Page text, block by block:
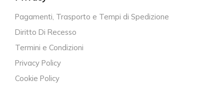
Pagamenti, Trasporto e Tempi di Spedizione
Diritto Di Recesso
Termini e Condizioni
Privacy Policy
Cookie Policy